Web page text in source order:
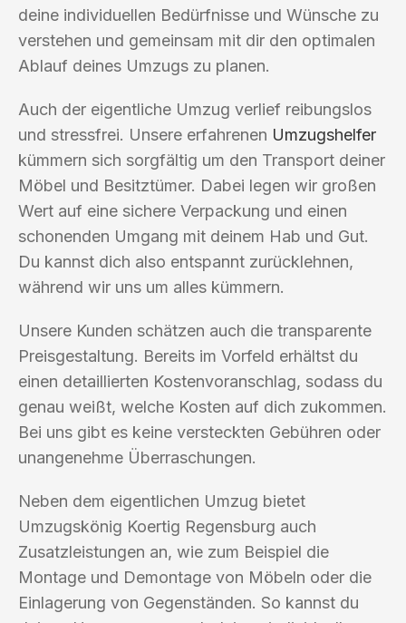
deine individuellen Bedürfnisse und Wünsche zu
verstehen und gemeinsam mit dir den optimalen
Ablauf deines Umzugs zu planen.
Auch der eigentliche Umzug verlief reibungslos
und stressfrei. Unsere erfahrenen Umzugshelfer
kümmern sich sorgfältig um den Transport deiner
Möbel und Besitztümer. Dabei legen wir großen
Wert auf eine sichere Verpackung und einen
schonenden Umgang mit deinem Hab und Gut.
Du kannst dich also entspannt zurücklehnen,
während wir uns um alles kümmern.
Unsere Kunden schätzen auch die transparente
Preisgestaltung. Bereits im Vorfeld erhältst du
einen detaillierten Kostenvoranschlag, sodass du
genau weißt, welche Kosten auf dich zukommen.
Bei uns gibt es keine versteckten Gebühren oder
unangenehme Überraschungen.
Neben dem eigentlichen Umzug bietet
Umzugskönig Koertig Regensburg auch
Zusatzleistungen an, wie zum Beispiel die
Montage und Demontage von Möbeln oder die
Einlagerung von Gegenständen. So kannst du